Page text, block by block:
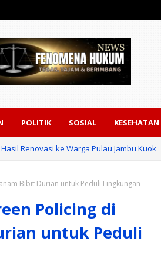
POLITIK SOSIAL KESEHATAN
Renovasi ke Warga Pulau Jambu Kuok
Bibit Durian untuk Peduli Lingkungan
Policing di
untuk Peduli